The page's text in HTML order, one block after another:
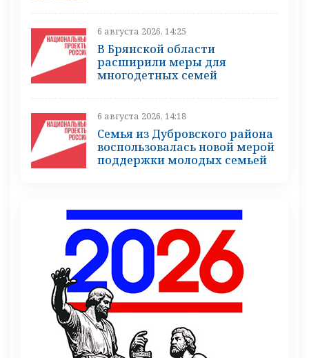
6 августа 2026, 14:25
В Брянской области
расширили меры для
многодетных семей
6 августа 2026, 14:18
Семья из Дубровского района
воспользовалась новой мерой
поддержки молодых семьей